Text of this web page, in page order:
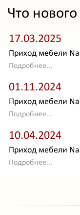
Что нового
17.03.2025
Приход мебели
Подробнее...
01.11.2024
Приход мебели
Подробнее...
10.04.2024
Приход мебели
Подробнее...